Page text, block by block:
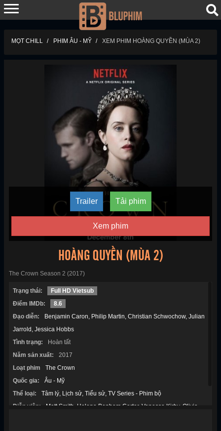
MỌT CHILL PHIM ÂU - MỸ XEM PHIM HOÀNG QUYỀN (MÙA 2)
Trailer Tải phim
Xem phim
HOÀNG QUYỀN (MÙA 2)
The Crown Season 2 (2017)
Trạng thái:
Full HD Vietsub
Điểm IMDb:
8.6
Đạo diễn:
Benjamin Caron Philip Martin Christian Schwochow Julian
Jarrold Jessica Hobbs
Tình trạng:
Hoàn tất
Năm sản xuất:
2017
Loạt phim
The Crown
Quốc gia:
Âu - Mỹ
Thể loại:
Tâm lý Lịch sử Tiểu sử TV Series - Phim bộ
Diễn viên:
Matt Smith Helena Bonham Carter Vanessa Kirby Olivia